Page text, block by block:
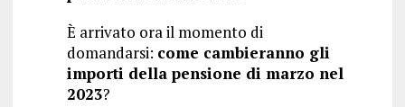
È arrivato ora il momento di
domandarsi: come cambieranno gli
importi della pensione di marzo nel
2023?